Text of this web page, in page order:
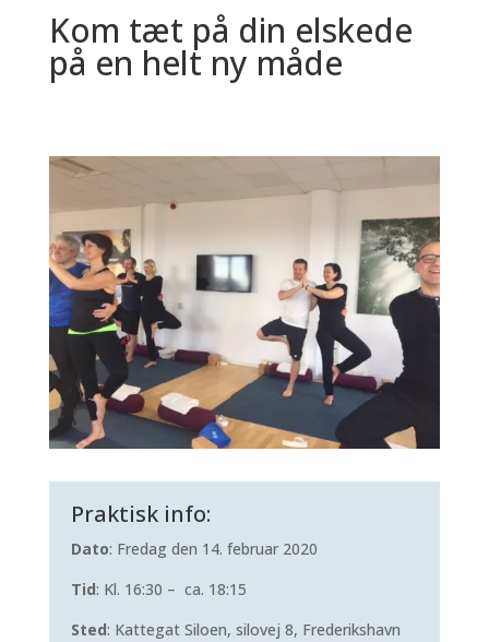
Kom tæt på din elskede
på en helt ny måde
Praktisk info:
Dato: Fredag den 14. februar 2020
Tid: Kl. 16:30 – ca. 18:15
Sted: Kattegat Siloen, silovej 8, Frederikshavn